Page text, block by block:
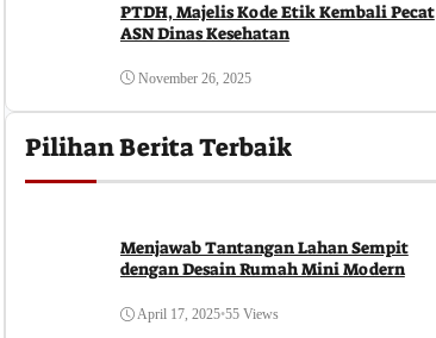
PTDH, Majelis Kode Etik Kembali Pecat
ASN Dinas Kesehatan
November 26, 2025
Pilihan Berita Terbaik
Menjawab Tantangan Lahan Sempit
dengan Desain Rumah Mini Modern
April 17, 2025•55 Views